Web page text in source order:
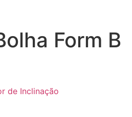
Form B
de Inclinação